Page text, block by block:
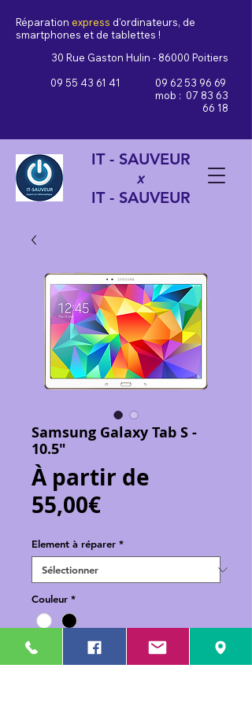
Réparation express d'ordinateurs, de
smartphones et de tablettes !
30 Rue Gaston Hulin - 86000 Poitiers
09 55 43 61 41
09 62 53 96 69
mob : 07 83 63
66 18
IT - SAUVEUR
x
IT - SAUVEUR
Samsung Galaxy Tab S -
10.5"
À partir de
55,00€Prix
Element à réparer *
Couleur *
Ajouter au panier